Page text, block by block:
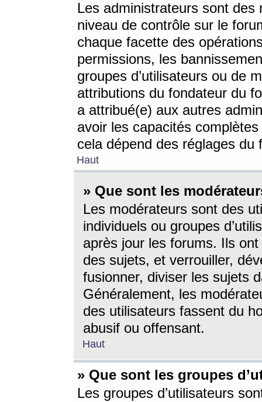
Les administrateurs sont
niveau de contrôle sur le
chaque facette des
permissions, les
groupes d’utilisateurs ou de
attributions du fondateur du
a attribué(e) aux autres
avoir les capacités
cela dépend des réglages du
Haut
» Que sont les
Les modérateurs sont des
individuels ou groupes
après jour les forums. Ils ont
des sujets, et verrouiller,
fusionner, diviser les sujets
Généralement, les
des utilisateurs fassent du
abusif ou offensant.
Haut
» Que sont les groupes
Les groupes d’utilisateurs